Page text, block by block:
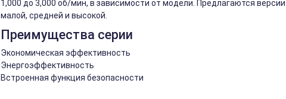
1,000 до 3,000 об/мин, в зависимости от модели. Предлагаются
малой, средней и высокой.
Преимущества серии
Экономическая эффективность
Энергоэффективность
Встроенная функция безопасности